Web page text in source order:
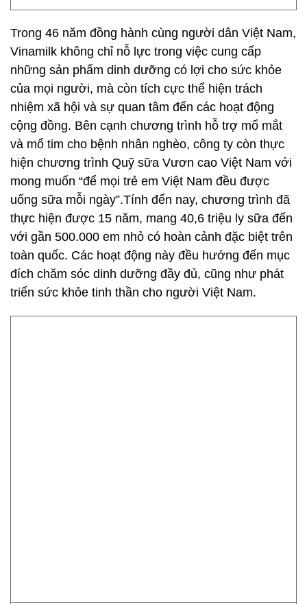
Trong 46 năm đồng hành cùng người dân Việt Nam,
Vinamilk không chỉ nỗ lực trong việc cung cấp
những sản phẩm dinh dưỡng có lợi cho sức khỏe
của mọi người, mà còn tích cực thể hiện trách
nhiệm xã hội và sự quan tâm đến các hoạt động
cộng đồng. Bên cạnh chương trình hỗ trợ mổ mắt
và mổ tim cho bệnh nhân nghèo, công ty còn thực
hiện chương trình Quỹ sữa Vươn cao Việt Nam với
mong muốn “để mọi trẻ em Việt Nam đều được
uống sữa mỗi ngày”.Tính đến nay, chương trình đã
thực hiện được 15 năm, mang 40,6 triệu ly sữa đến
với gần 500.000 em nhỏ có hoàn cảnh đặc biệt trên
toàn quốc. Các hoạt động này đều hướng đến mục
đích chăm sóc dinh dưỡng đầy đủ, cũng như phát
triển sức khỏe tinh thần cho người Việt Nam.